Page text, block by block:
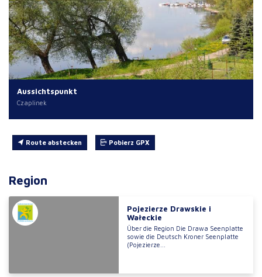
Aussichtspunkt
Czaplinek
Route abstecken Pobierz GPX
Region
Pojezierze Drawskie i
Wałeckie
Über die Region Die Drawa Seenplatte
sowie die Deutsch Kroner Seenplatte
(Pojezierze...